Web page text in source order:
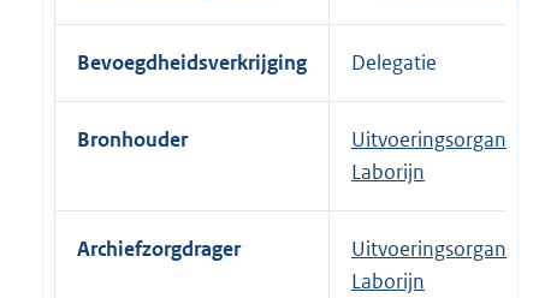
Bevoegdheidsverkrijging Delegatie
Bronhouder
Laborijn
Archiefzorgdrager
Laborijn